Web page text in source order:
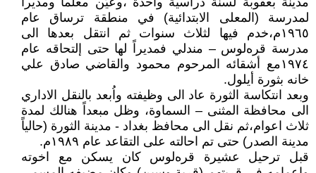
لمدرسة (المعلى الابتدائية) في منطقة ترساق عام
١٩٦٥م،خدم فيها لثلاث سنوات ثم انتقل بعدها الى
مدرسة قرەلوس – مندلي فمدیراً لها حتى إلتحاقه عام
١٩٧٤مع أشقائه المرحوم محمود والقاضي صادق علي
خانه بثورة أيلول.
وبعد انتكاسة الثورة عاد الى وظيفته واُبعد بالنقل الاداري
الى محافظة المثنى – السماوة، وظل مبعداً هنالك لمدة
ثلاث اعوام،ثم نقل الى محافظ بغداد - مدینة الثورة (حالياً
مدينة الصدر) حتى تم احالته على التقاعد عام ١٩٨٩م.
قبل ترحيل عشيرة قرەلوس کان یسكن مع اخوته